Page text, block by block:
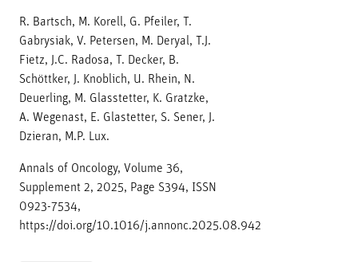
R. Bartsch, M. Korell, G. Pfeiler, T.
Gabrysiak, V. Petersen, M. Deryal, T.J.
Fietz, J.C. Radosa, T. Decker, B.
Schöttker, J. Knoblich, U. Rhein, N.
Deuerling, M. Glasstetter, K. Gratzke,
A. Wegenast, E. Glastetter, S. Sener, J.
Dzieran, M.P. Lux.
Annals of Oncology, Volume 36,
Supplement 2, 2025, Page S394, ISSN
0923-7534,
https://doi.org/10.1016/j.annonc.2025.08.942